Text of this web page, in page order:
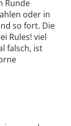
Runde
oder in
so fort. Die
Rules! viel
falsch, ist